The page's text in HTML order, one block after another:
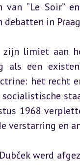
“Le Soir”
in
limiet aan
als een
het
1968
verstarring en
werd